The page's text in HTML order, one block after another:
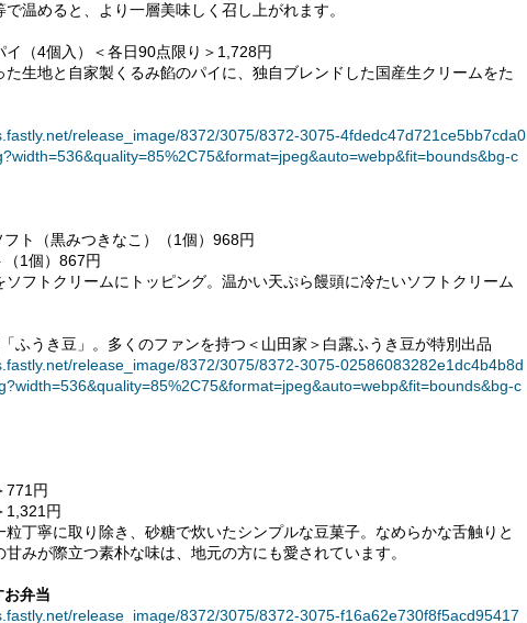
温めると、より一層美味しく召し上がれます。
イ（4個入）＜各日90点限り＞1,728円
生地と自家製くるみ餡のパイに、独自ブレンドした国産生クリームをた
release_image/8372/3075/8372-3075-4fdedc47d721ce5bb7cda0
c
ト（黒みつきなこ）（1個）968円
1個）867円
フトクリームにトッピング。温かい天ぷら饅頭に冷たいソフトクリーム
ふうき豆」。多くのファンを持つ＜山田家＞白露ふうき豆が特別出品
release_image/8372/3075/8372-3075-02586083282e1dc4b4b8d
c
771円
1,321円
丁寧に取り除き、砂糖で炊いたシンプルな豆菓子。なめらかな舌触りと
みが際立つ素朴な味は、地元の方にも愛されています。
弁当
release_image/8372/3075/8372-3075-f16a62e730f8f5acd95417